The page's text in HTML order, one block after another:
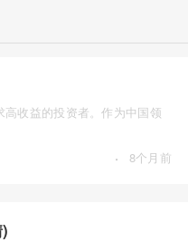
收益的投资者。作为中国领
· 8个月前